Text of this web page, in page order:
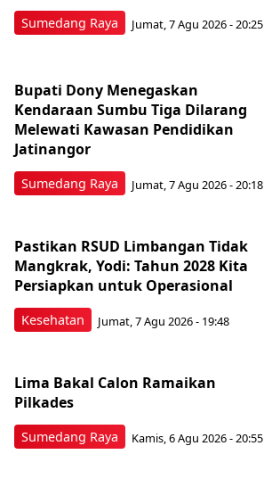
Sumedang Raya Jumat, 7 Agu 2026 - 20:25
Sumedang Raya
Bupati Dony Menegaskan
Kendaraan Sumbu Tiga Dilarang
Melewati Kawasan Pendidikan
Jatinangor
Jumat, 7 Agu 2026 - 20:18
Kesehatan
Pastikan RSUD Limbangan Tidak
Mangkrak, Yodi: Tahun 2028 Kita
Persiapkan untuk Operasional
Jumat, 7 Agu 2026 - 19:48
Sumedang Raya
Lima Bakal Calon Ramaikan
Pilkades
Kamis, 6 Agu 2026 - 20:55